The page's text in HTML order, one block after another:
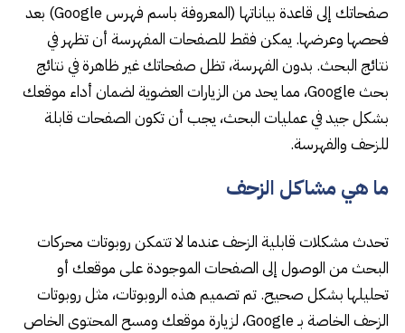
صفحاتك إلى قاعدة بياناتها (المعروفة باسم فهرس Google) بعد
فحصها وعرضها. يمكن فقط للصفحات المفهرسة أن تظهر في
نتائج البحث. بدون الفهرسة، تظل صفحاتك غير ظاهرة في نتائج
بحث Google، مما يحد من الزيارات العضوية لضمان أداء موقعك
بشكل جيد في عمليات البحث، يجب أن تكون الصفحات قابلة
للزحف والفهرسة.
ما هي مشاكل الزحف
تحدث مشكلات قابلية الزحف عندما لا تتمكن روبوتات محركات
البحث من الوصول إلى الصفحات الموجودة على موقعك أو
تحليلها بشكل صحيح. تم تصميم هذه الروبوتات، مثل روبوتات
الزحف الخاصة بـ Google، لزيارة موقعك ومسح المحتوى الخاص